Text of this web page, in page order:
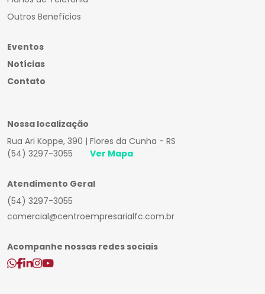
Outros Benefícios
Eventos
Notícias
Contato
Nossa localização
Rua Ari Koppe, 390 | Flores da Cunha - RS
(54) 3297-3055
Ver Mapa
Atendimento Geral
(54) 3297-3055
comercial@centroempresarialfc.com.br
Acompanhe nossas redes sociais